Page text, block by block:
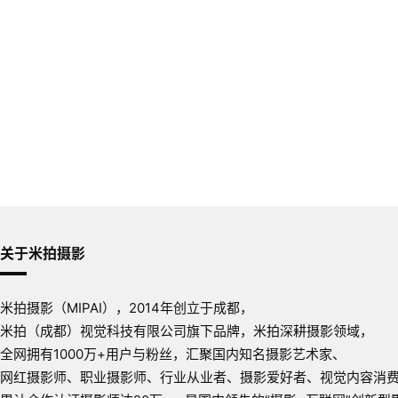
关于米拍摄影
米拍摄影（MIPAI），2014年创立于成都，
米拍（成都）视觉科技有限公司旗下品牌，米拍深耕摄影领域，
全网拥有1000万+用户与粉丝，汇聚国内知名摄影艺术家、
网红摄影师、职业摄影师、行业从业者、摄影爱好者、视觉内容消费